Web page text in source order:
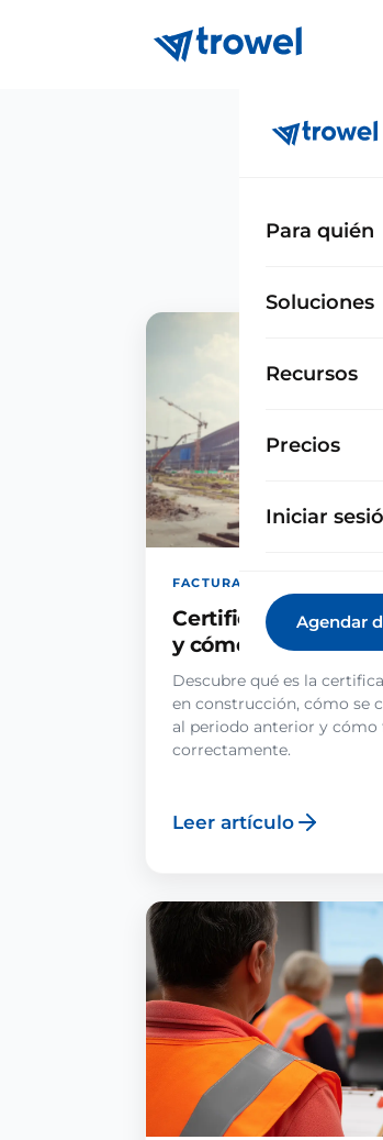
Para quién
Soluciones
Recursos
Precios
Iniciar
Agendar
FACTURACIÓN · 21 JUL 2026
Certificación a
y cómo se factura
Descubre qué es la
en construcción, cómo se
al periodo anterior y cómo
correctamente.
Leer artículo